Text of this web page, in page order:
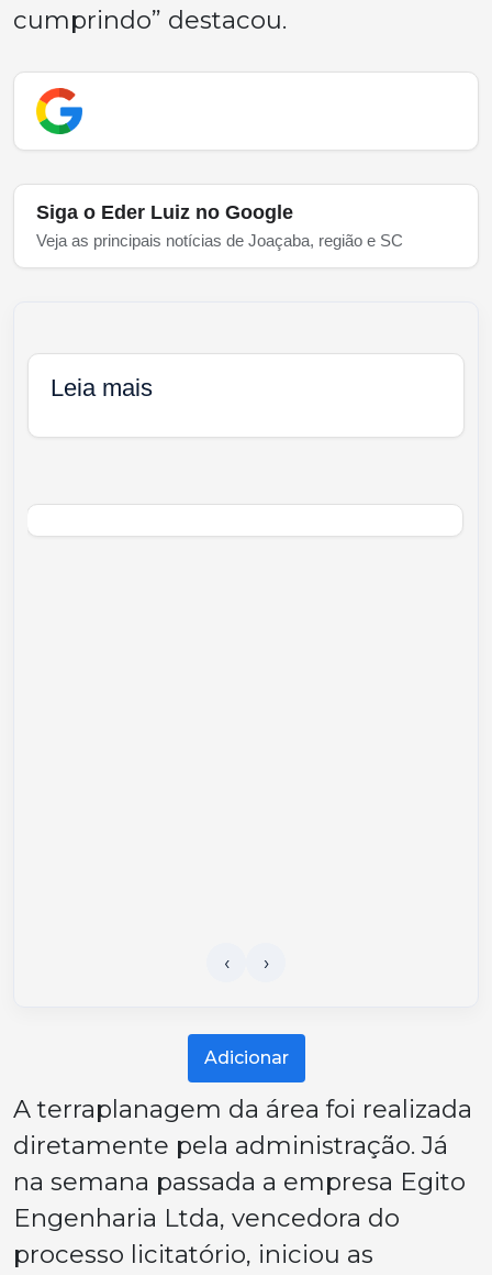
cumprindo” destacou.
Siga o Eder Luiz no Google
Veja as principais notícias de Joaçaba, região e SC
Leia mais
Adicionar
A terraplanagem da área foi realizada
diretamente pela administração. Já
na semana passada a empresa Egito
Engenharia Ltda, vencedora do
processo licitatório, iniciou as